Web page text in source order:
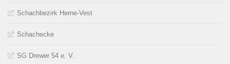
Schachbezirk Herne-Vest
Schachecke
SG Drewer 54 e. V.